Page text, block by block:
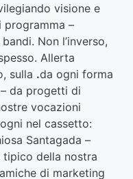
visione e
programma –
Non l’inverso,
Allerta
sulla .da ogni forma
da progetti di
vocazioni
nel cassetto:
Santagada –
della nostra
di marketing